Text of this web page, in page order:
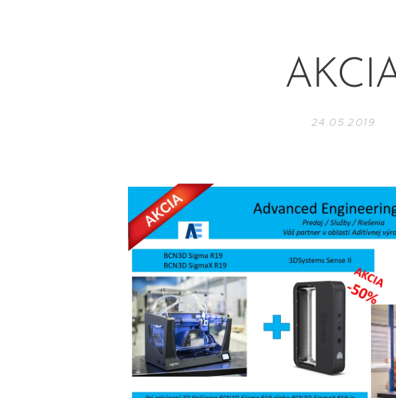
24.05.2019